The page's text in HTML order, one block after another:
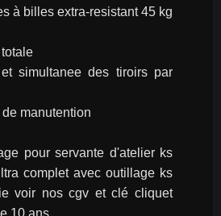
à billes extra-resistant 45 kg
simultanee des tiroirs par
manutention
pour servante d'atelier ks
complet avec outillage ks
voir nos cgv et clé cliquet
10 ans.